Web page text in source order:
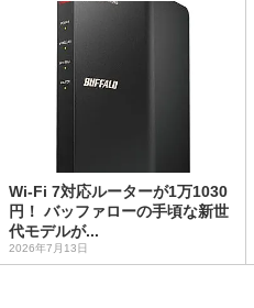
Wi-Fi 7対応ルーターが1万1030
円！ バッファローの手頃な新世
代モデルが...
2026年7月13日